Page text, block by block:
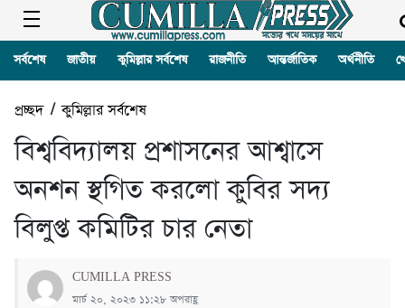
সর্বশেষ জাতীয় কুমিল্লার সর্বশেষ রাজনীতি আন্তর্জাতিক অর্থনীতি
প্রচ্ছদ/কুমিল্লার সর্বশেষ
বিশ্ববিদ্যালয় প্রশাসনের আশ্বাসে
অনশন স্থগিত করলো কুবির সদ্য
বিলুপ্ত কমিটির চার নেতা
CUMILLA PRESS
মার্চ ২০, ২০২৩ ১১:২৮ অপরাহ্ণ